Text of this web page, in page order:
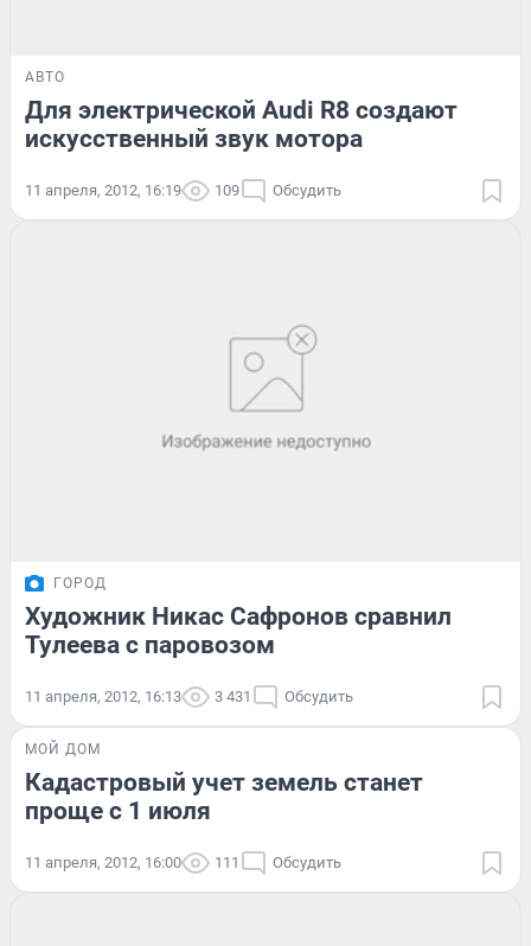
АВТО
Для электрической Audi R8 создают
искусственный звук мотора
11 апреля, 2012, 16:19 109 Обсудить
ГОРОД
Художник Никас Сафронов сравнил
Тулеева с паровозом
11 апреля, 2012, 16:13 3 431 Обсудить
МОЙ ДОМ
Кадастровый учет земель станет
проще с 1 июля
11 апреля, 2012, 16:00 111 Обсудить